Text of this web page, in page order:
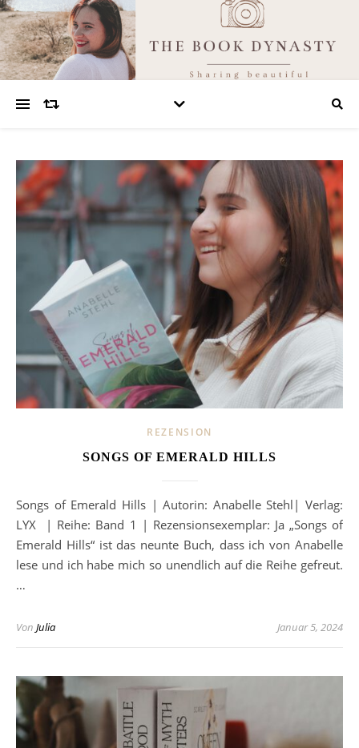
REZENSION
SONGS OF EMERALD HILLS
Songs of Emerald Hills | Autorin: Anabelle Stehl| Verlag:
LYX | Reihe: Band 1 | Rezensionsexemplar: Ja „Songs of
Emerald Hills“ ist das neunte Buch, dass ich von Anabelle
lese und ich habe mich so unendlich auf die Reihe gefreut.
…
Von Julia Januar 5, 2024